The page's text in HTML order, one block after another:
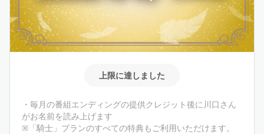
上限に達しました
・毎月の番組エンディングの提供クレジット後に川口さん
がお名前を読み上げます
※「騎士」プランのすべての特典もご利用いただけます。